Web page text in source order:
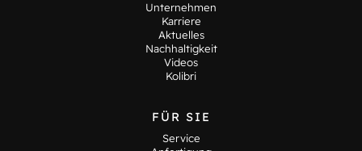
Unternehmen
Karriere
Aktuelles
Nachhaltigkeit
Videos
Kolibri
FÜR SIE
Service